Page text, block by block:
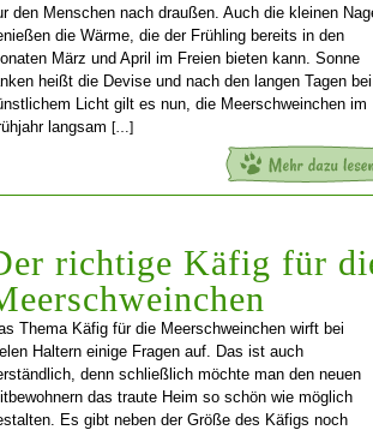
den Menschen nach draußen. Auch die kleinen
die Wärme, die der Frühling bereits in den
März und April im Freien bieten kann. Sonne
heißt die Devise und nach den langen Tagen bei
Licht gilt es nun, die Meerschweinchen im
langsam […]
richtige Käfig für
Thema Käfig für die Meerschweinchen wirft bei
Haltern einige Fragen auf. Das ist auch
denn schließlich möchte man den neuen
das traute Heim so schön wie möglich
Es gibt neben der Größe des Käfigs noch